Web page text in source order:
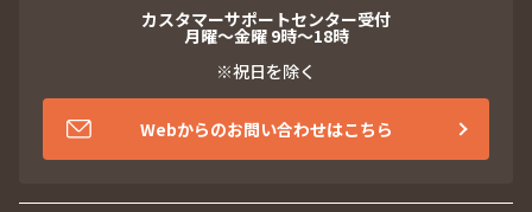
カスタマーサポートセンター受付
月曜～金曜 9時～18時
※祝日を除く
Webからのお問い合わせはこちら